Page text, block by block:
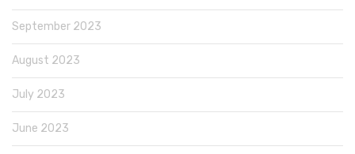
September 2023
August 2023
July 2023
June 2023